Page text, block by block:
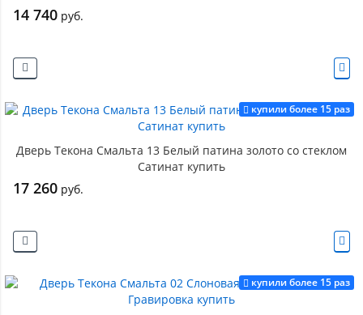
14 740 руб.
купили более 15 раз
Дверь Текона Смальта 13 Белый патина золото со стеклом
Сатинат купить
17 260 руб.
купили более 15 раз